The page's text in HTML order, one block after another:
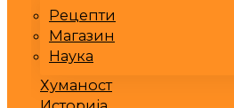
Рецепти
Магазин
Наука
Хуманост